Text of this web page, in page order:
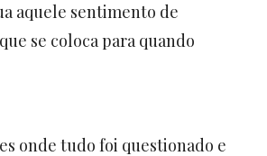
aquele sentimento de
se coloca para quando
onde tudo foi questionado e